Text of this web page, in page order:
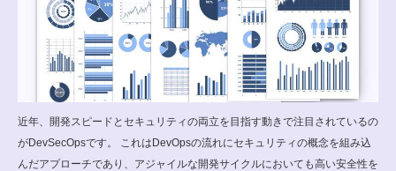
近年、開発スピードとセキュリティの両立を目指す動きで注目されているの
がDevSecOpsです。 これはDevOpsの流れにセキュリティの概念を組み込
んだアプローチであり、アジャイルな開発サイクルにおいても高い安全性を